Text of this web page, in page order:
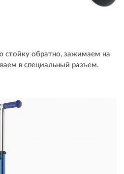
стойку обратно, зажимаем на
в специальный разъем.